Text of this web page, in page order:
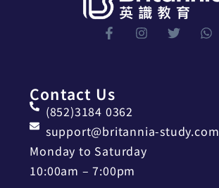
Contact Us
(852)3184 0362
support@britannia-study.com
Monday to Saturday
10:00am – 7:00pm